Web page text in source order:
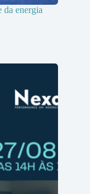
da energia